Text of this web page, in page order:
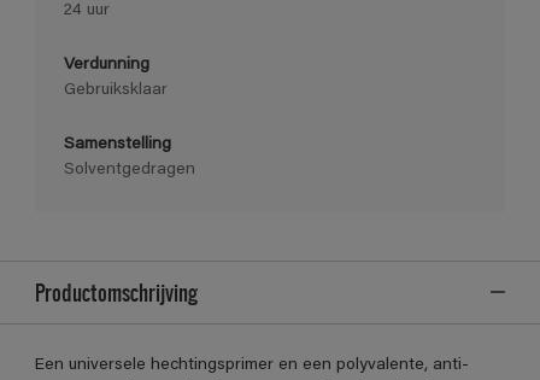
24 uur
Verdunning
Gebruiksklaar
Samenstelling
Solventgedragen
Productomschrijving
Een universele hechtingsprimer en een polyvalente, anti-